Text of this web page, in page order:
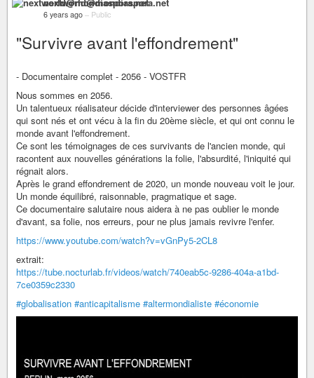
6 years ago – Public
"Survivre avant l'effondrement"
- Documentaire complet - 2056 - VOSTFR
Nous sommes en 2056.
Un talentueux réalisateur décide d'interviewer des personnes âgées
qui sont nés et ont vécu à la fin du 20ème siècle, et qui ont connu le
monde avant l'effondrement.
Ce sont les témoignages de ces survivants de l'ancien monde, qui
racontent aux nouvelles générations la folie, l'absurdité, l'iniquité qui
régnait alors.
Après le grand effondrement de 2020, un monde nouveau voit le jour.
Un monde équilibré, raisonnable, pragmatique et sage.
Ce documentaire salutaire nous aidera à ne pas oublier le monde
d'avant, sa folie, nos erreurs, pour ne plus jamais revivre l'enfer.
https://www.youtube.com/watch?v=vGnPy5-2CL8
extrait:
https://tube.nocturlab.fr/videos/watch/740eab5c-9286-404a-a1bd-
7ce0359c2330
#globalisation #anticapitalisme #altermondialiste #économie